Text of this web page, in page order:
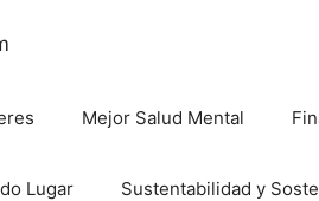
Mejor Salud Mental
Lugar Sustentabilidad y